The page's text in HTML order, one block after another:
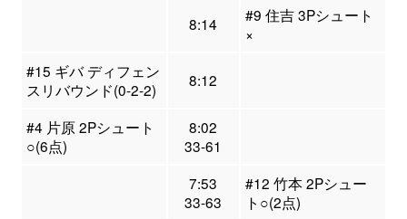
8:14
#9 住吉 3Pシュート
×
#15 ギバ ディフェン
スリバウンド(0-2-2)
8:12
#4 片原 2Pシュート
○(6点)
8:02
33-61
7:53
33-63
#12 竹本 2Pシュー
ト○(2点)